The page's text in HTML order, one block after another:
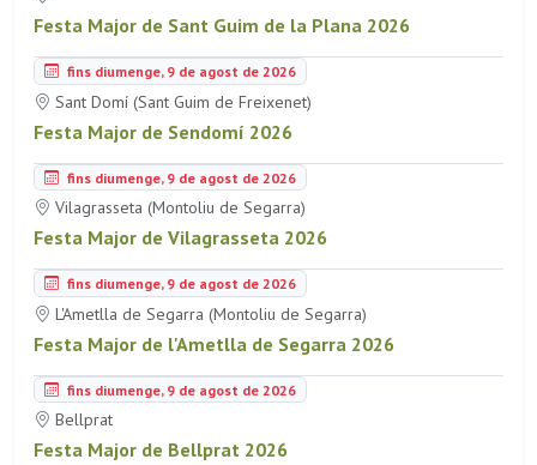
Festa Major de Sant Guim de la Plana 2026
fins diumenge, 9 de agost de 2026
Sant Domí (Sant Guim de Freixenet)
Festa Major de Sendomí 2026
fins diumenge, 9 de agost de 2026
Vilagrasseta (Montoliu de Segarra)
Festa Major de Vilagrasseta 2026
fins diumenge, 9 de agost de 2026
L'Ametlla de Segarra (Montoliu de Segarra)
Festa Major de l'Ametlla de Segarra 2026
fins diumenge, 9 de agost de 2026
Bellprat
Festa Major de Bellprat 2026